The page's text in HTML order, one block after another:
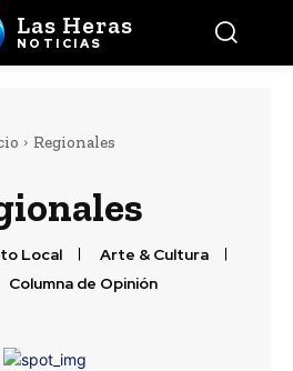
Las Heras
NOTICIAS
Regionales
Local
Arte & Cultura
Columna de Opinión